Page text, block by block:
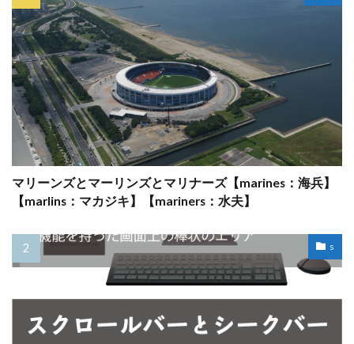
マリーンズとマーリンズとマリナーズ【marines：海兵】
【marlins：マカジキ】【mariners：水夫】
s